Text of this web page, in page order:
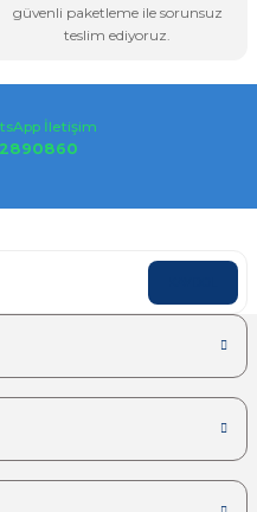
güvenli paketleme ile sorunsuz
teslim ediyoruz.
İletişim